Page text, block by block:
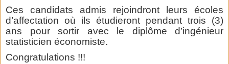
Ces candidats admis rejoindront leurs écoles
d’affectation où ils étudieront pendant trois (3)
ans pour sortir avec le diplôme d’ingénieur
statisticien économiste.
Congratulations !!!